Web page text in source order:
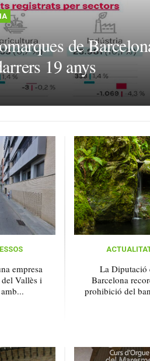
de
19 anys
empresa
Vallès i
La Diputació
Barcelona
prohibició del